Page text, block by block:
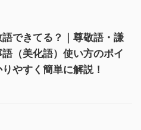
語できてる？｜尊敬語・謙
（美化語）使い方のポイ
やすく簡単に解説！